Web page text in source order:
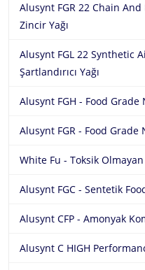
Alusynt FGR 22 Chain
Zincir Yağı
Alusynt FGL 22 Synthetic
Şartlandırıcı Yağı
Alusynt FGH - Food Grade
Alusynt FGR - Food Grade
White Fu - Toksik Olmayan
Alusynt FGC - Sentetik
Alusynt CFP - Amonyak
Alusynt C HIGH